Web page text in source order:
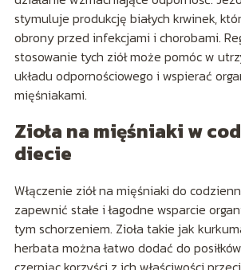
stymuluje produkcję białych krwinek,
obrony przed infekcjami i chorobami.
stosowanie tych ziół może pomóc w
układu odpornościowego i wspierać
mięśniakami.
Zioła na mięśniaki w
diecie
Włączenie ziół na mięśniaki do
zapewnić stałe i łagodne wsparcie
tym schorzeniem. Zioła takie jak
herbata można łatwo dodać do